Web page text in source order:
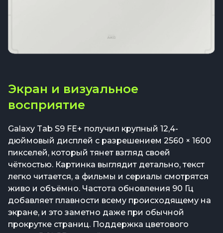
Экран и визуальное
восприятие
Galaxy Tab S9 FE+ получил крупный 12,4-
дюймовый дисплей с разрешением 2560 × 1600
пикселей, который тянет взгляд своей
чёткостью. Картинка выглядит детально, текст
легко читается, а фильмы и сериалы смотрятся
живо и объёмно. Частота обновления 90 Гц
добавляет плавности всему происходящему на
экране, и это заметно даже при обычной
прокрутке страниц. Поддержка цветового